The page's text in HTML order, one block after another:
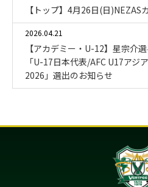
【トップ】4月26日(日)NEZAS
2026.04.21
【アカデミー・U-12】星宗介
「U-17日本代表/AFC U17アジ
2026」選出のお知らせ